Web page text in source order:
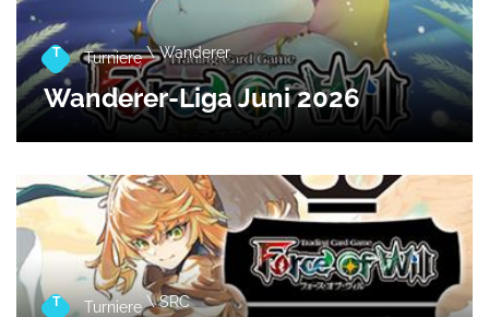
T Turniere\ Wanderer
Wanderer-Liga Juni 2026
T Turniere\ SRC